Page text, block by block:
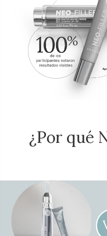
¿Por qué